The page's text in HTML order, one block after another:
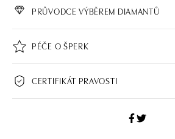
PRŮVODCE VÝBĚREM DIAMANTŮ
PÉČE O ŠPERK
CERTIFIKÁT PRAVOSTI